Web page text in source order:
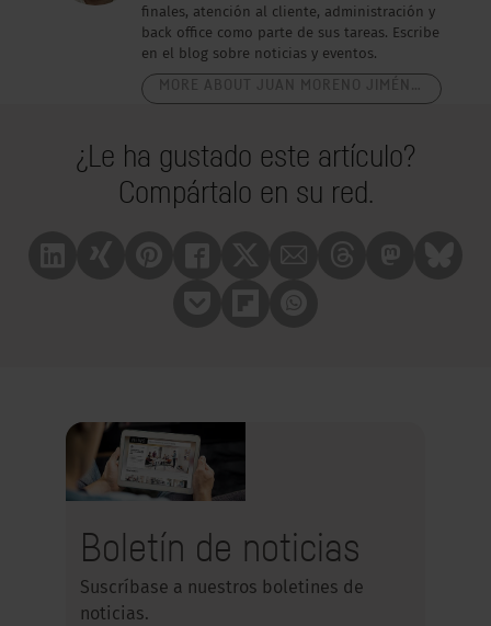
finales, atención al cliente, administración y
back office como parte de sus tareas. Escribe
en el blog sobre noticias y eventos.
¿Le ha gustado este artículo?
Compártalo en su red.
Boletín de noticias
Suscríbase a nuestros boletines de
noticias.